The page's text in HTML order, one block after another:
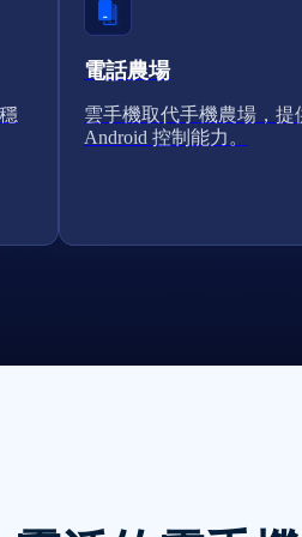
電話農場
雲手機取代手機農場，提
Android 控制能力。